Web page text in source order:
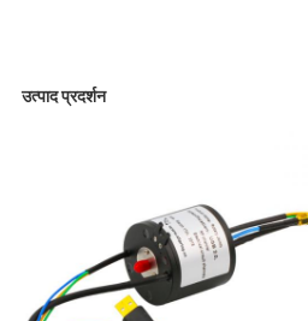
उत्पाद प्रदर्शन